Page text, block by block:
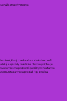
atraktívni hostia
ktorý má dosah a získal si vernosť i
a epizódy praktické. Hlavnou pointou je
sme podporili špeciálnymi hosťami a
Komunita sa vracia pre ďalší tip, značka